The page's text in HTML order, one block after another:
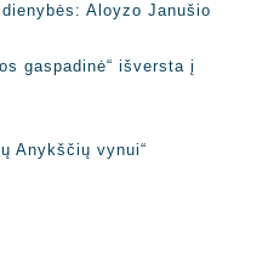
Aloyzo Janušio
gaspadinė“ išversta į
Anykščių vynui“